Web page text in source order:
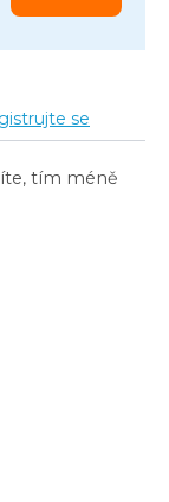
se
tím méně